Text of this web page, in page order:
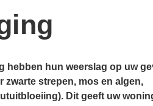
hebben hun weerslag op uw
zwarte strepen, mos en algen,
Dit geeft uw